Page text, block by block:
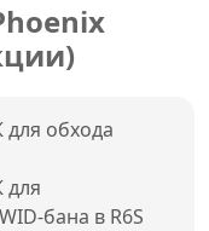
обхода
бана в R6S